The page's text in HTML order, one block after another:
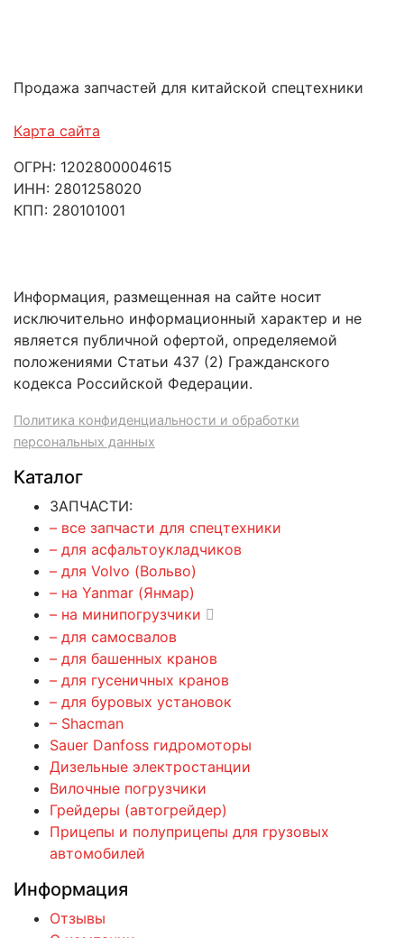
Продажа запчастей для китайской спецтехники
Карта сайта
ОГРН: 1202800004615
ИНН: 2801258020
КПП: 280101001
Информация, размещенная на сайте носит
исключительно информационный характер и не
является публичной офертой, определяемой
положениями Статьи 437 (2) Гражданского
кодекса Российской Федерации.
Политика конфиденциальности и обработки
персональных данных
Каталог
ЗАПЧАСТИ:
– все запчасти для спецтехники
– для асфальтоукладчиков
– для Volvo (Вольво)
– на Yanmar (Янмар)
– на минипогрузчики
– для самосвалов
– для башенных кранов
– для гусеничных кранов
– для буровых установок
– Shacman
Sauer Danfoss гидромоторы
Дизельные электростанции
Вилочные погрузчики
Грейдеры (автогрейдер)
Прицепы и полуприцепы для грузовых
автомобилей
Информация
Отзывы